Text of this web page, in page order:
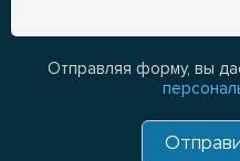
Отправляя форму, вы